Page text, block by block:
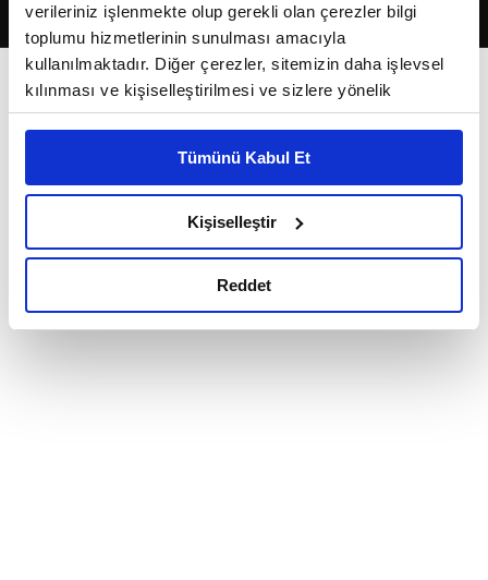
verileriniz işlenmekte olup gerekli olan çerezler bilgi
toplumu hizmetlerinin sunulması amacıyla
kullanılmaktadır. Diğer çerezler, sitemizin daha işlevsel
kılınması ve kişiselleştirilmesi ve sizlere yönelik
reklam/pazarlama faaliyetlerinin yapılması, amaçlarıyla
Çerezlere ilişkin tercihlerinizi çerez paneli vasıtasıyla
belirleyebilirsiniz. Çerezlere ilişkin detaylı bilgi için
Ayarlar butonuna tıklayabilir,Çerez Bilgilendirme
Metnimizi ziyaret edebilirsiniz.
okumak ve sitemizi ziyaretiniz kapsamında
Tümünü Kabul Et
Kişiselleştir
Reddet